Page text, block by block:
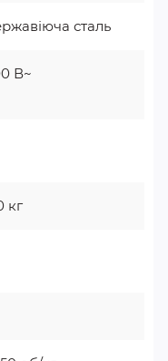
сталь
В~
кг